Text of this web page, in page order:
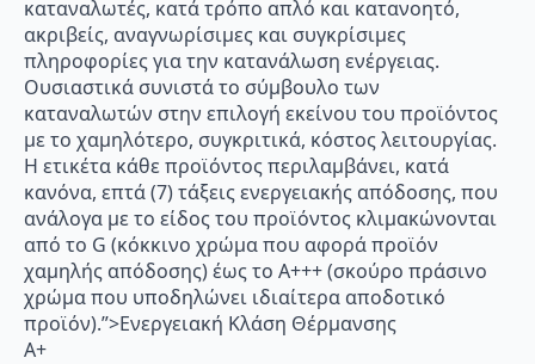
καταναλωτές, κατά τρόπο απλό και κατανοητό,
ακριβείς, αναγνωρίσιμες και συγκρίσιμες
πληροφορίες για την κατανάλωση ενέργειας.
Ουσιαστικά συνιστά το σύμβουλο των
καταναλωτών στην επιλογή εκείνου του προϊόντος
με το χαμηλότερο, συγκριτικά, κόστος λειτουργίας.
Η ετικέτα κάθε προϊόντος περιλαμβάνει, κατά
κανόνα, επτά (7) τάξεις ενεργειακής απόδοσης, που
ανάλογα με το είδος του προϊόντος κλιμακώνονται
από το G (κόκκινο χρώμα που αφορά προϊόν
χαμηλής απόδοσης) έως το Α+++ (σκούρο πράσινο
χρώμα που υποδηλώνει ιδιαίτερα αποδοτικό
προϊόν).”>Ενεργειακή Κλάση Θέρμανσης
A+